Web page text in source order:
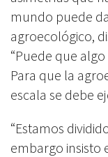
mundo puede
agroecológico,
“Puede que
Para que la
escala se debe
“Estamos
embargo insisto